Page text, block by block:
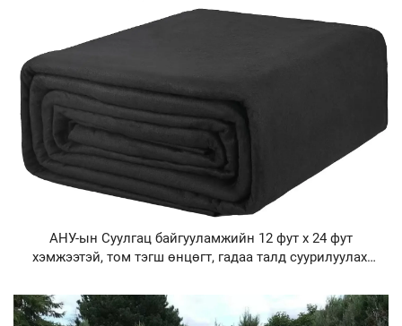
АНУ-ын Суулгац байгууламжийн 12 фут x 24 фут
хэмжээтэй, том тэгш өнцөгт, гадаа талд суурилуулах,
дотор үлээвэр хамгаалалтын хивс